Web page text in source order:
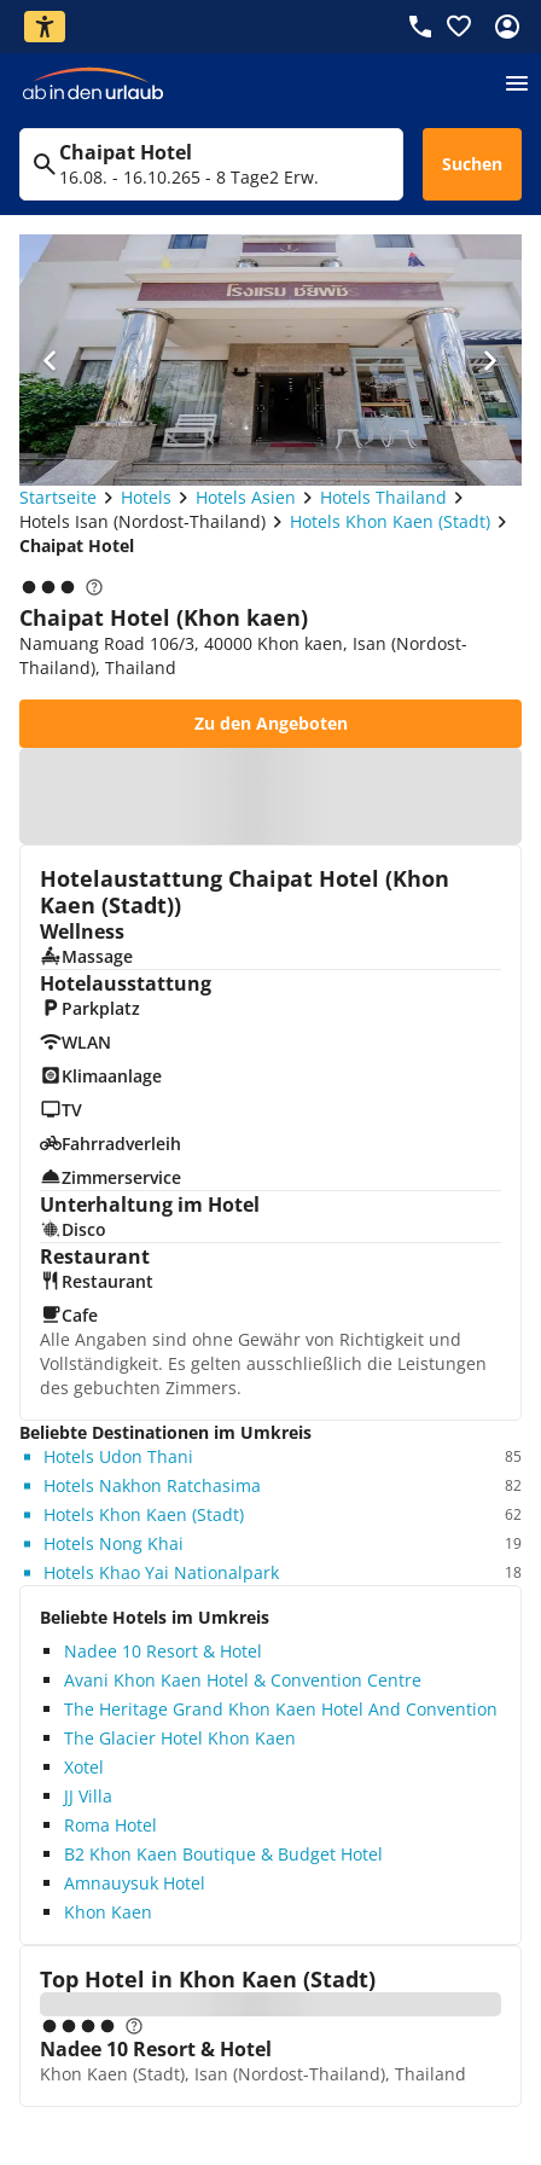
Chaipat Hotel
16.08. - 16.10.265 - 8 Tage2 Erw.
Suchen
Startseite Hotels Hotels Asien
Hotels Thailand
Hotels Isan (Nordost-Thailand)
Hotels Khon Kaen (Stadt)
Chaipat Hotel
Chaipat Hotel (Khon kaen)
Namuang Road 106/3, 40000 Khon kaen, Isan (Nordost-
Thailand), Thailand
Zu den Angeboten
Hotelaustattung Chaipat Hotel (Khon
Kaen (Stadt))
Wellness
Massage
Hotelausstattung
Parkplatz
WLAN
Klimaanlage
TV
Fahrradverleih
Zimmerservice
Unterhaltung im Hotel
Disco
Restaurant
Restaurant
Cafe
Alle Angaben sind ohne Gewähr von Richtigkeit und
Vollständigkeit. Es gelten ausschließlich die Leistungen
des gebuchten Zimmers.
Beliebte Destinationen im Umkreis
Hotels Udon Thani
85
Hotels Nakhon Ratchasima 82
Hotels Khon Kaen (Stadt) 62
Hotels Nong Khai 19
Hotels Khao Yai Nationalpark 18
Beliebte Hotels im Umkreis
Nadee 10 Resort & Hotel
Avani Khon Kaen Hotel & Convention Centre
The Heritage Grand Khon Kaen Hotel And Convention
The Glacier Hotel Khon Kaen
Xotel
JJ Villa
Roma Hotel
B2 Khon Kaen Boutique & Budget Hotel
Amnauysuk Hotel
Khon Kaen
Top Hotel in Khon Kaen (Stadt)
Nadee 10 Resort & Hotel
Khon Kaen (Stadt), Isan (Nordost-Thailand), Thailand